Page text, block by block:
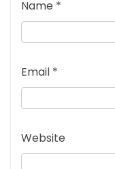
Name *
Email *
Website